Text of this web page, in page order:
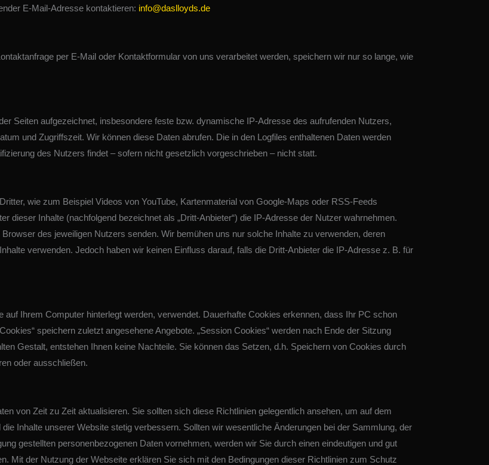
E-Mail-Adresse kontaktieren: info@daslloyds.de
per E-Mail oder Kontaktformular von uns verarbeitet werden, speichern wir nur so lange, wie
Seiten aufgezeichnet, insbesondere feste bzw. dynamische IP-Adresse des aufrufenden Nutzers,
und Zugriffszeit. Wir können diese Daten abrufen. Die in den Logfiles enthaltenen Daten werden
des Nutzers findet – sofern nicht gesetzlich vorgeschrieben – nicht statt.
wie zum Beispiel Videos von YouTube, Kartenmaterial von Google-Maps oder RSS-Feeds
dieser Inhalte (nachfolgend bezeichnet als „Dritt-Anbieter“) die IP-Adresse der Nutzer wahrnehmen.
des jeweiligen Nutzers senden. Wir bemühen uns nur solche Inhalte zu verwenden, deren
verwenden. Jedoch haben wir keinen Einfluss darauf, falls die Dritt-Anbieter die IP-Adresse z. B. für
auf Ihrem Computer hinterlegt werden, verwendet. Dauerhafte Cookies erkennen, dass Ihr PC schon
speichern zuletzt angesehene Angebote. „Session Cookies“ werden nach Ende der Sitzung
Gestalt, entstehen Ihnen keine Nachteile. Sie können das Setzen, d.h. Speichern von Cookies durch
oder ausschließen.
von Zeit zu Zeit aktualisieren. Sie sollten sich diese Richtlinien gelegentlich ansehen, um auf dem
Inhalte unserer Website stetig verbessern. Sollten wir wesentliche Änderungen bei der Sammlung, der
gestellten personenbezogenen Daten vornehmen, werden wir Sie durch einen eindeutigen und gut
Mit der Nutzung der Webseite erklären Sie sich mit den Bedingungen dieser Richtlinien zum Schutz